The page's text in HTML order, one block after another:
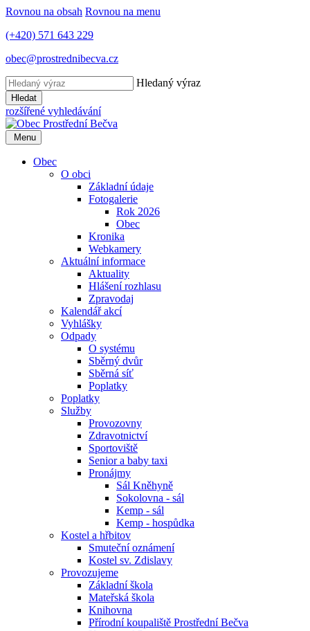
Rovnou na obsah Rovnou na menu
(+420) 571 643 229
obec@prostrednibecva.cz
Hledaný výraz
Hledat
rozšířené vyhledávání
Menu
Obec
O obci
Základní údaje
Fotogalerie
Rok 2026
Obec
Kronika
Webkamery
Aktuální informace
Aktuality
Hlášení rozhlasu
Zpravodaj
Kalendář akcí
Vyhlášky
Odpady
O systému
Sběrný dvůr
Sběrná síť
Poplatky
Poplatky
Služby
Provozovny
Zdravotnictví
Sportoviště
Senior a baby taxi
Pronájmy
Sál Kněhyně
Sokolovna - sál
Kemp - sál
Kemp - hospůdka
Kostel a hřbitov
Smuteční oznámení
Kostel sv. Zdislavy
Provozujeme
Základní škola
Mateřská škola
Knihovna
Přírodní koupaliště Prostřední Bečva